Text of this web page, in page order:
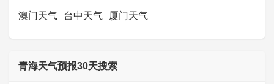
澳门天气 台中天气 厦门天气
青海天气预报30天搜索